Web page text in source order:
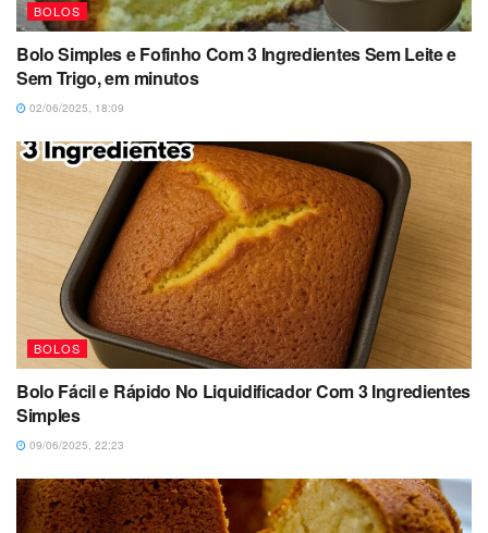
BOLOS
Bolo Simples e Fofinho Com 3 Ingredientes Sem Leite e
Sem Trigo, em minutos
02/06/2025, 18:09
BOLOS
Bolo Fácil e Rápido No Liquidificador Com 3 Ingredientes
Simples
09/06/2025, 22:23